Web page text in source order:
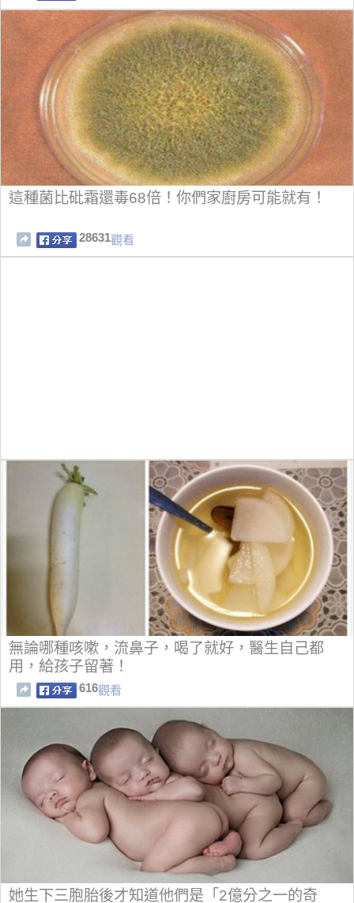
這種菌比砒霜還毒68倍！你們家廚房可能就有！
28631觀看
無論哪種咳嗽，流鼻子，喝了就好，醫生自己都
用，給孩子留著！
616觀看
她生下三胞胎後才知道他們是「2億分之一的奇